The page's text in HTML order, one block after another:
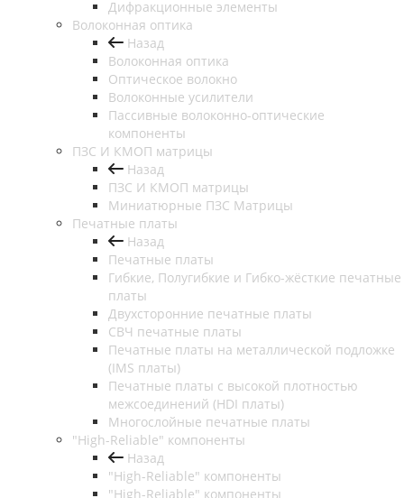
Дифракционные элементы
Волоконная оптика
Назад
Волоконная оптика
Оптическое волокно
Волоконные усилители
Пассивные волоконно-оптические
компоненты
ПЗС И КМОП матрицы
Назад
ПЗС И КМОП матрицы
Миниатюрные ПЗС Матрицы
Печатные платы
Назад
Печатные платы
Гибкие, Полугибкие и Гибко-жёсткие печатные
платы
Двухсторонние печатные платы
СВЧ печатные платы
Печатные платы на металлической подложке
(IMS платы)
Печатные платы с высокой плотностью
межсоединений (HDI платы)
Многослойные печатные платы
"High-Reliable" компоненты
Назад
"High-Reliable" компоненты
"High-Reliable" компоненты